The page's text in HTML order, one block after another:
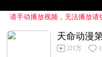
请手动播放视频，无法播放请
天命动漫
221万